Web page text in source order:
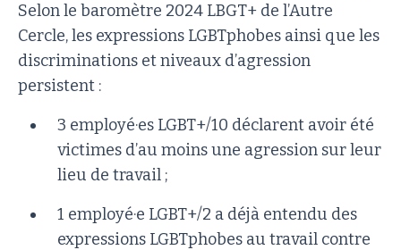
Selon le baromètre 2024 LBGT+ de l’Autre
Cercle, les expressions LGBTphobes ainsi que les
discriminations et niveaux d’agression
persistent :
3 employé·es LGBT+/10 déclarent avoir été
victimes d’au moins une agression sur leur
lieu de travail ;
1 employé·e LGBT+/2 a déjà entendu des
expressions LGBTphobes au travail contre